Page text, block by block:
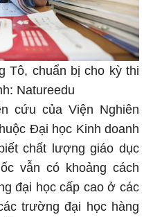
Tô, chuẩn bị cho kỳ thi
Natureedu
cứu của Viện Nghiên
Đại học Kinh doanh
chất lượng giáo dục
vẫn có khoảng cách
đại học cấp cao ở các
trường đại học hàng